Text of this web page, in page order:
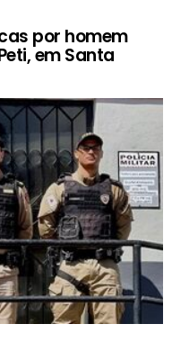
por homem
em Santa